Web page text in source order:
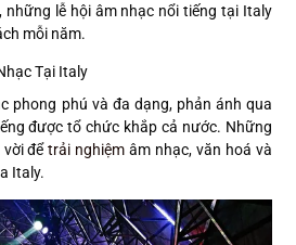
những lễ hội âm nhạc nổi tiếng tại Italy
mỗi năm.
Tại Italy
phong phú và đa dạng, phản ánh qua
được tổ chức khắp cả nước. Những
vời đểtrải nghiệm âm nhạc, văn hoá và
Italy.